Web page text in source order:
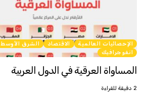
الإحصائيات العالمية الاقتصاد
الشرق الأوسط
انفوجرافيك
المساواة العرقية في الدول العربية
2 دقيقة للقراءة